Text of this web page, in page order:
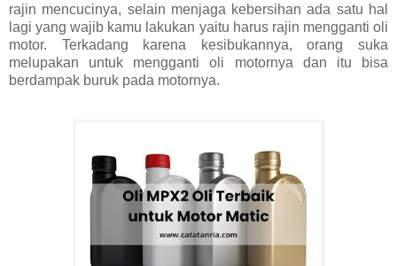
rajin mencucinya, selain menjaga kebersihan ada satu hal
lagi yang wajib kamu lakukan yaitu harus rajin mengganti oli
motor. Terkadang karena kesibukannya, orang suka
melupakan untuk mengganti oli motornya dan itu bisa
berdampak buruk pada motornya.